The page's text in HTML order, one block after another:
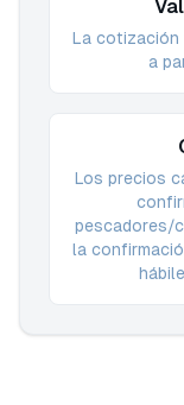
La cotización
a
Los precios
pescadores/
la